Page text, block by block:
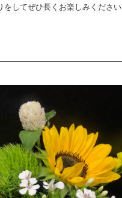
をしてぜひ長くお楽しみください